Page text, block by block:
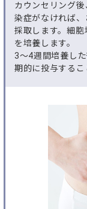
カウンセリング
染症がなければ
採取します。細
を培養します。
3〜4週間培養し
期的に投与するこ